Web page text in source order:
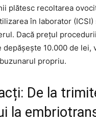
plătesc recoltarea
în laborator (ICSI)
Dacă prețul
depășește 10.000 de lei,
propriu.
De la
la